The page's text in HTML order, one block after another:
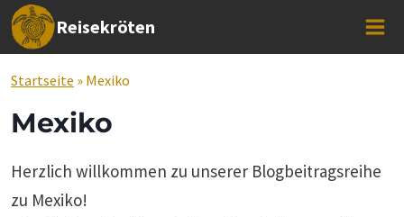
Zum
Inhalt
springen
Reisekröten
Startseite » Mexiko
Mexiko
Herzlich willkommen zu unserer Blogbeitragsreihe
zu Mexiko!